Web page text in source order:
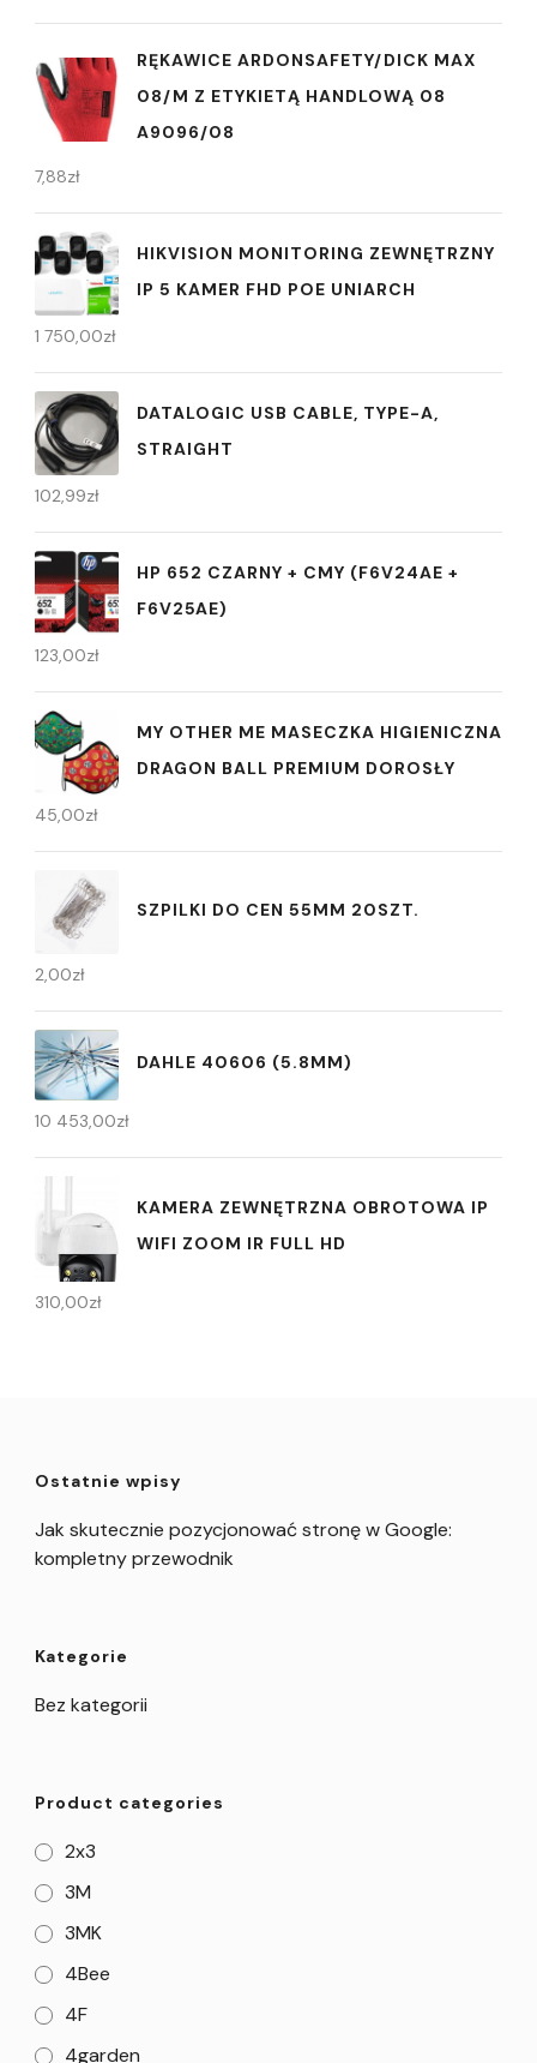
RĘKAWICE ARDONSAFETY/DICK MAX
08/M Z ETYKIETĄ HANDLOWĄ 08
A9096/08
7,88zł
HIKVISION MONITORING ZEWNĘTRZNY
IP 5 KAMER FHD POE UNIARCH
1 750,00zł
DATALOGIC USB CABLE, TYPE-A,
STRAIGHT
102,99zł
HP 652 CZARNY + CMY (F6V24AE +
F6V25AE)
123,00zł
MY OTHER ME MASECZKA HIGIENICZNA
DRAGON BALL PREMIUM DOROSŁY
45,00zł
SZPILKI DO CEN 55MM 20SZT.
2,00zł
DAHLE 40606 (5.8MM)
10 453,00zł
KAMERA ZEWNĘTRZNA OBROTOWA IP
WIFI ZOOM IR FULL HD
310,00zł
Ostatnie wpisy
Jak skutecznie pozycjonować stronę w Google:
kompletny przewodnik
Kategorie
Bez kategorii
Product categories
2x3
3M
3MK
4Bee
4F
4garden